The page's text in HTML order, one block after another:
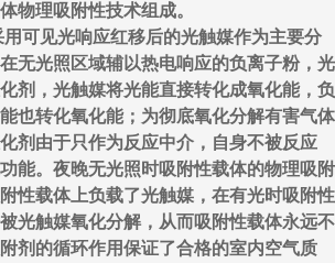
物理吸附性技术组成。
见光响应红移后的光触媒作为主要分
无光照区域辅以热电响应的负离子粉，光
剂，光触媒将光能直接转化成氧化能，负
也转化氧化能；为彻底氧化分解有害气体
剂由于只作为反应中介，自身不被反应
能。夜晚无光照时吸附性载体的物理吸附
性载体上负载了光触媒，在有光时吸附性
光触媒氧化分解，从而吸附性载体永远不
剂的循环作用保证了合格的室内空气质